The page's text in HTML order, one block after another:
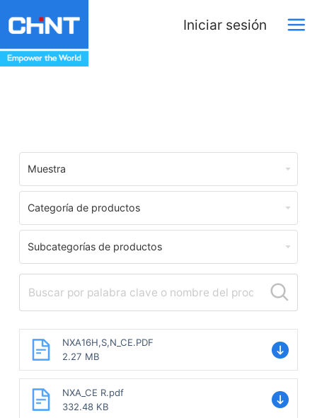
Iniciar sesión
Muestra
Categoría de productos
Subcategorías de productos
NXA16H,S,N_CE.PDF
2.27 MB
NXA_CE R.pdf
332.48 KB